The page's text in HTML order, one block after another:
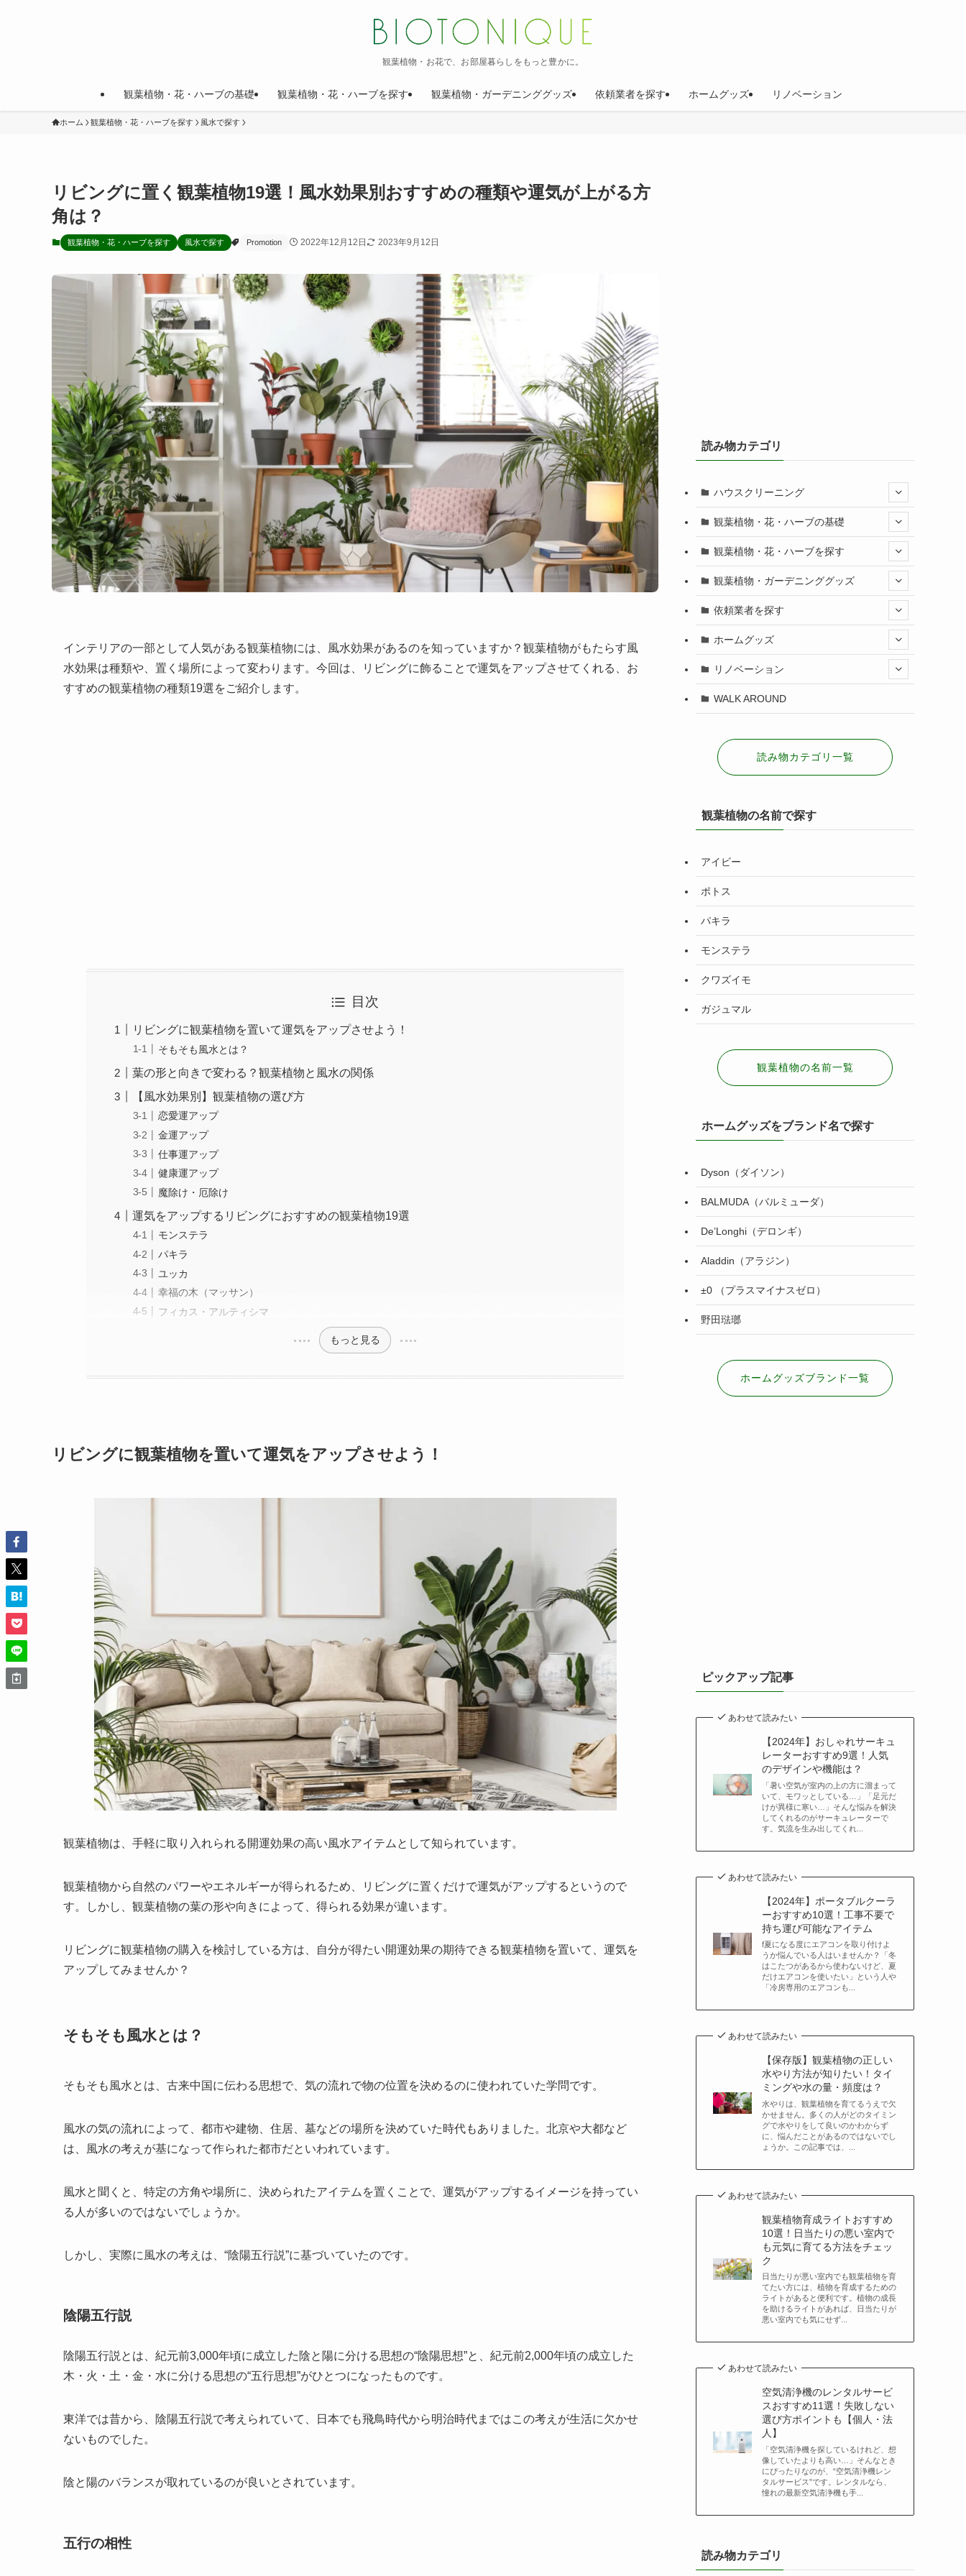
観葉植物・お花で、お部屋暮らしをもっと豊かに。
観葉植物・花・ハーブの基礎 観葉植物・花・ハーブを探す 観葉植物・ガーデニンググッズ 依頼業者を探す ホームグッズ リノベーション
ホーム 観葉植物・花・ハーブを探す 風水で探す
リビングに置く観葉植物19選！風水効果別おすすめの種類や運気が上がる方
角は？
観葉植物・花・ハーブを探す 風水で探す Promotion 2022年12月12日 2023年9月12日
インテリアの一部として人気がある観葉植物には、風水効果があるのを知っていますか？観葉植物がもたらす風
水効果は種類や、置く場所によって変わります。今回は、リビングに飾ることで運気をアップさせてくれる、お
すすめの観葉植物の種類19選をご紹介します。
目次
リビングに観葉植物を置いて運気をアップさせよう！
そもそも風水とは？
葉の形と向きで変わる？観葉植物と風水の関係
【風水効果別】観葉植物の選び方
恋愛運アップ
金運アップ
仕事運アップ
健康運アップ
魔除け・厄除け
運気をアップするリビングにおすすめの観葉植物19選
モンステラ
パキラ
ユッカ
幸福の木（マッサン）
フィカス・アルティシマ
もっと見る
リビングに観葉植物を置いて運気をアップさせよう！
観葉植物は、手軽に取り入れられる開運効果の高い風水アイテムとして知られています。
観葉植物から自然のパワーやエネルギーが得られるため、リビングに置くだけで運気がアップするというので
す。
しかし、観葉植物の葉の形や向きによって、得られる効果が違います。
リビングに観葉植物の購入を検討している方は、自分が得たい開運効果の期待できる観葉植物を置いて、運気を
アップしてみませんか？
そもそも風水とは？
そもそも風水とは、古来中国に伝わる思想で、気の流れで物の位置を決めるのに使われていた学問です。
風水の気の流れによって、都市や建物、住居、墓などの場所を決めていた時代もありました。北京や大都など
は、風水の考えが基になって作られた都市だといわれています。
風水と聞くと、特定の方角や場所に、決められたアイテムを置くことで、運気がアップするイメージを持ってい
る人が多いのではないでしょうか。
しかし、実際に風水の考えは、“陰陽五行説”に基づいていたのです。
陰陽五行説
陰陽五行説とは、紀元前3,000年頃に成立した陰と陽に分ける思想の“陰陽思想”と、紀元前2,000年頃の成立した
木・火・土・金・水に分ける思想の“五行思想”がひとつになったものです。
東洋では昔から、陰陽五行説で考えられていて、日本でも飛鳥時代から明治時代まではこの考えが生活に欠かせ
ないものでした。
陰と陽のバランスが取れているのが良いとされています。
五行の相性
読み物カテゴリ
ハウスクリーニング
観葉植物・花・ハーブの基礎
観葉植物・花・ハーブを探す
観葉植物・ガーデニンググッズ
依頼業者を探す
ホームグッズ
リノベーション
WALK AROUND
読み物カテゴリ一覧
観葉植物の名前で探す
アイビー
ポトス
パキラ
モンステラ
クワズイモ
ガジュマル
観葉植物の名前一覧
ホームグッズをブランド名で探す
Dyson（ダイソン）
BALMUDA（バルミューダ）
De’Longhi（デロンギ）
Aladdin（アラジン）
±0 （プラスマイナスゼロ）
野田琺瑯
ホームグッズブランド一覧
ピックアップ記事
あわせて読みたい
【2024年】おしゃれサーキュ
レーターおすすめ9選！人気
のデザインや機能は？
「暑い空気が室内の上の方に溜まって
いて、モワッとしている…」「足元だ
けが異様に寒い…」そんな悩みを解決
してくれるのがサーキュレーターで
す。気流を生み出してくれ...
あわせて読みたい
【2024年】ポータブルクーラ
ーおすすめ10選！工事不要で
持ち運び可能なアイテム
f夏になる度にエアコンを取り付けよ
うか悩んでいる人はいませんか？「冬
はこたつがあるから使わないけど、夏
だけエアコンを使いたい」という人や
「冷房専用のエアコンも...
あわせて読みたい
【保存版】観葉植物の正しい
水やり方法が知りたい！タイ
ミングや水の量・頻度は？
水やりは、観葉植物を育てるうえで欠
かせません。多くの人がどのタイミン
グで水やりをして良いのかわからず
に、悩んだことがあるのではないでし
ょうか。この記事では、...
あわせて読みたい
観葉植物育成ライトおすすめ
10選！日当たりの悪い室内で
も元気に育てる方法をチェッ
ク
日当たりが悪い室内でも観葉植物を育
てたい方には、植物を育成するための
ライトがあると便利です。植物の成長
を助けるライトがあれば、日当たりが
悪い室内でも気にせず...
あわせて読みたい
空気清浄機のレンタルサービ
スおすすめ11選！失敗しない
選び方ポイントも【個人・法
人】
「空気清浄機を探しているけれど、想
像していたよりも高い…」そんなとき
にぴったりなのが、“空気清浄機レン
タルサービス”です。レンタルなら、
憧れの最新空気清浄機も手...
読み物カテゴリ